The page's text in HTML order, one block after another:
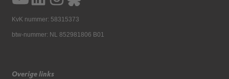
KvK nummer: 58315373
btw-nummer: NL 852981806 B01
Overige links